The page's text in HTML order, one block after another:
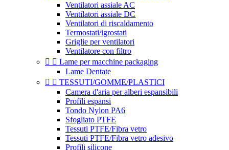
Ventilatori assiale AC
Ventilatori assiale DC
Ventilatori di riscaldamento
Termostati/igrostati
Griglie per ventilatori
Ventilatore con filtro
  Lame per macchine packaging
Lame Dentate
  TESSUTI/GOMME/PLASTICI
Camera d'aria per alberi espansibili
Profili espansi
Tondo Nylon PA6
Sfogliato PTFE
Tessuti PTFE/Fibra vetro
Tessuti PTFE/Fibra vetro adesivo
Profili silicone